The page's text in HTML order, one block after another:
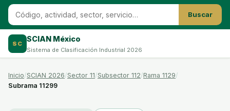
Buscar
SC
SCIAN México
Sistema de Clasificación Industrial 2026
Inicio SCIAN 2026 Sector 11 Subsector 112 Rama 1129
Subrama 11299